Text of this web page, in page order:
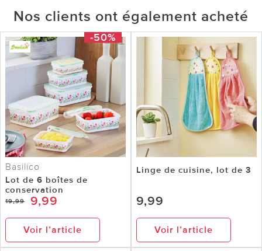
Nos clients ont également acheté
-50%
Basilico
Lot de 6 boîtes de
conservation
19,99 9,99
Voir l’article
Linge de cuisine, lot de 3
9,99
Voir l’article